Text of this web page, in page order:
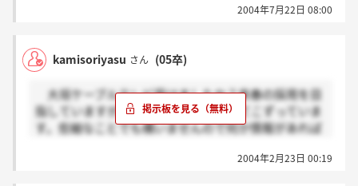
2004年7月22日 08:00
kamisoriyasu さん (05卒)
大垣ケーブルテレビ受けましたか？来春の採用を目
指していますが、なかなか情報収集にてこずっていま
す。些細なことでも構いませんので何か情報があれば
2004年2月23日 00:19